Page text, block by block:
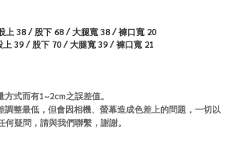
上 38 / 股下 68 / 大腿寬 38 / 褲口寬 20
39 / 股下 70 / 大腿寬 39 / 褲口寬 21
式而有1~2cm之誤差值。
調整最低，但會因相機、螢幕造成色差上的問題，一切以
疑問，請與我們聯繫，謝謝。